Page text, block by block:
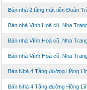
Bán nhà 2 tầng mặt tiền Đoàn
Bán nhà Vĩnh Hoà cũ, Nha
Bán nhà Vĩnh Hoà cũ, Nha
Bán nhà Vĩnh Hoà cũ, Nha
Bán Nhà 4 Tầng đường Hồng
Bán Nhà 4 Tầng đường Hồng